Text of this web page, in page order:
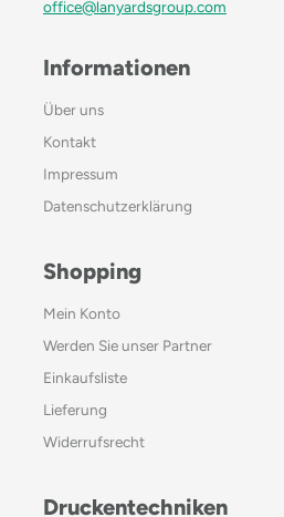
office@lanyardsgroup.com
Informationen
Über uns
Kontakt
Impressum
Datenschutzerklärung
Shopping
Mein Konto
Werden Sie unser Partner
Einkaufsliste
Lieferung
Widerrufsrecht
Druckentechniken